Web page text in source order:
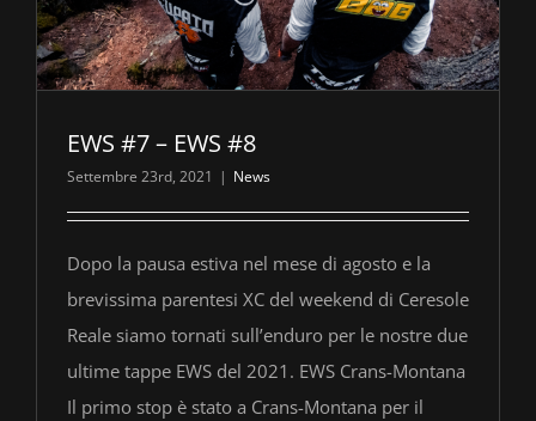
EWS #7 – EWS #8
Settembre 23rd, 2021 | News
Dopo la pausa estiva nel mese di agosto e la
brevissima parentesi XC del weekend di Ceresole
Reale siamo tornati sull’enduro per le nostre due
ultime tappe EWS del 2021. EWS Crans-Montana
Il primo stop è stato a Crans-Montana per il